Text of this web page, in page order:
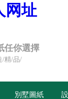
网址
任你選擇
/精/品/
別墅圖紙